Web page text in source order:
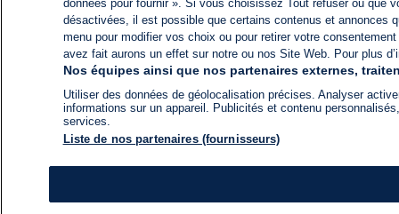
données pour fournir ». Si vous choisissez Tout refuser ou
désactivées, il est possible que certains contenus et annonces
menu pour modifier vos choix ou pour retirer votre
avez fait aurons un effet sur notre ou nos Site Web. Pour plus
Nos équipes ainsi que nos partenaires externes,
Utiliser des données de géolocalisation précises. Analyser
informations sur un appareil. Publicités et contenu
services.
Liste de nos partenaires (fournisseurs)